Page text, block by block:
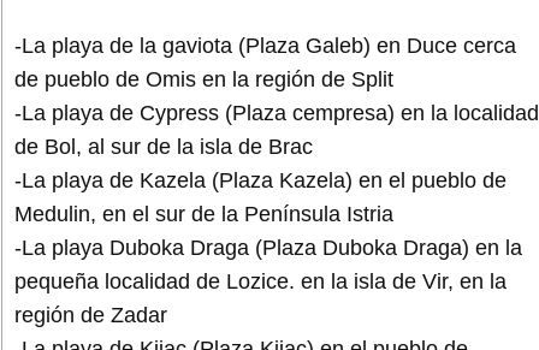
-La playa de la gaviota (Plaza Galeb) en Duce cerca
de pueblo de Omis en la región de Split
-La playa de Cypress (Plaza cempresa) en la localidad
de Bol, al sur de la isla de Brac
-La playa de Kazela (Plaza Kazela) en el pueblo de
Medulin, en el sur de la Península Istria
-La playa Duboka Draga (Plaza Duboka Draga) en la
pequeña localidad de Lozice. en la isla de Vir, en la
región de Zadar